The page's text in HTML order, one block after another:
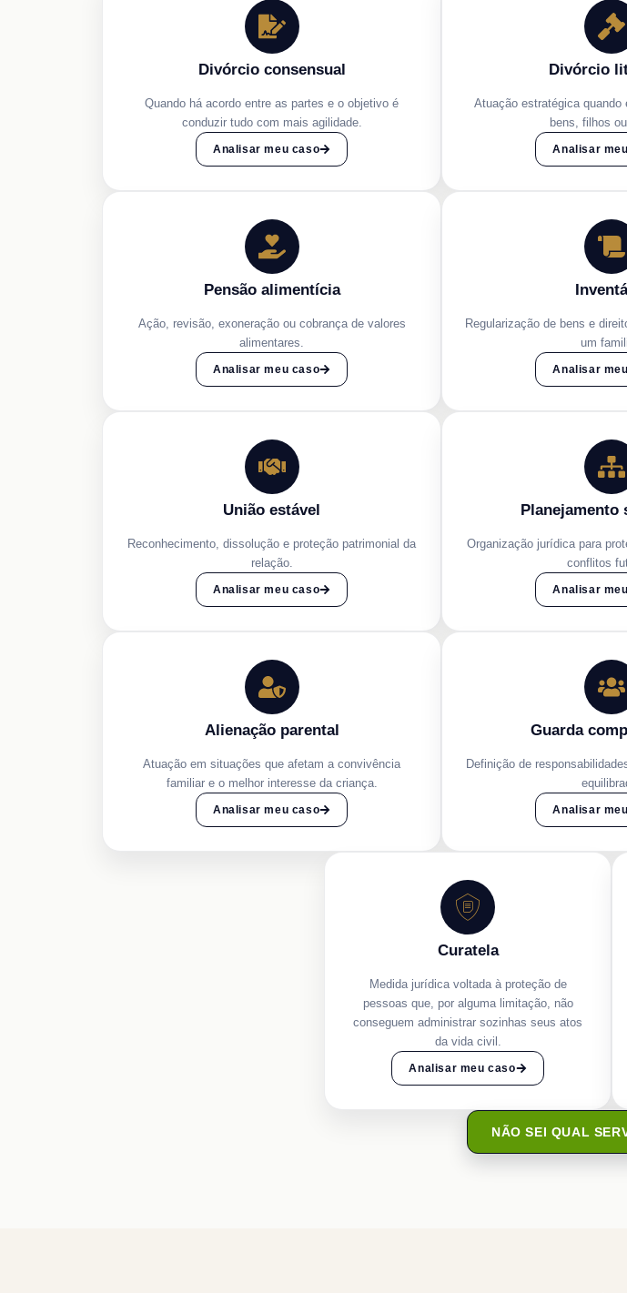
Divórcio consensual
Quando há acordo entre as partes e o objetivo é
conduzir tudo com mais agilidade.
Analisar meu caso
Divórcio
Atuação estratégica
bens, filhos
Analisar
Pensão alimentícia
Ação, revisão, exoneração ou cobrança de valores
alimentares.
Analisar meu caso
Regularização de bens e
um
Analisar
União estável
Reconhecimento, dissolução e proteção patrimonial da
relação.
Analisar meu caso
Planejamento
Organização jurídica para
conflitos
Analisar
Alienação parental
Atuação em situações que afetam a convivência
familiar e o melhor interesse da criança.
Analisar meu caso
Guarda
Definição de
Analisar
Curatela
Medida jurídica voltada à proteção de
pessoas que, por alguma limitação, não
conseguem administrar sozinhas seus atos
da vida civil.
Analisar meu caso
NÃO SEI QUAL